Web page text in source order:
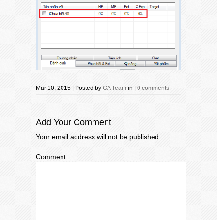
Mar 10, 2015 | Posted by GA Team in | 0 comments
Add Your Comment
Your email address will not be published.
Comment